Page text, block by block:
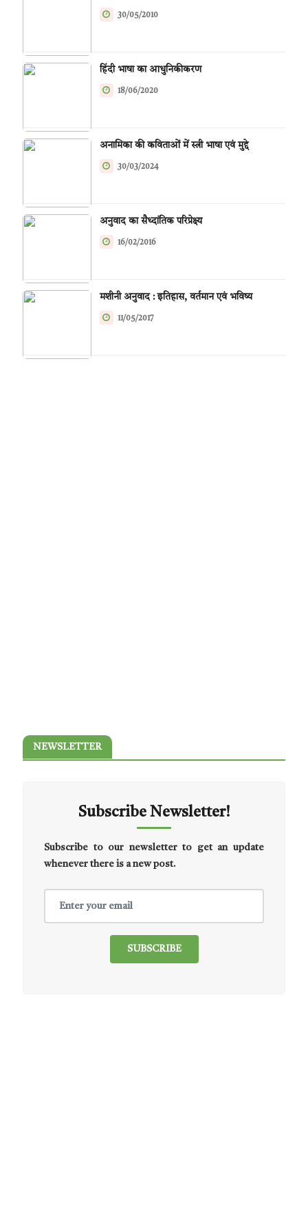
30/05/2010
हिंदी भाषा का आधुनिकीकरण
18/06/2020
अनामिका की कविताओं में स्त्री भाषा एवं मुद्दे
30/03/2024
अनुवाद का सैध्दांतिक परिप्रेक्ष्य
16/02/2016
मशीनी अनुवाद : इतिहास, वर्तमान एवं भविष्य
11/05/2017
NEWSLETTER
Subscribe Newsletter!
Subscribe to our newsletter to get an update
whenever there is a new post.